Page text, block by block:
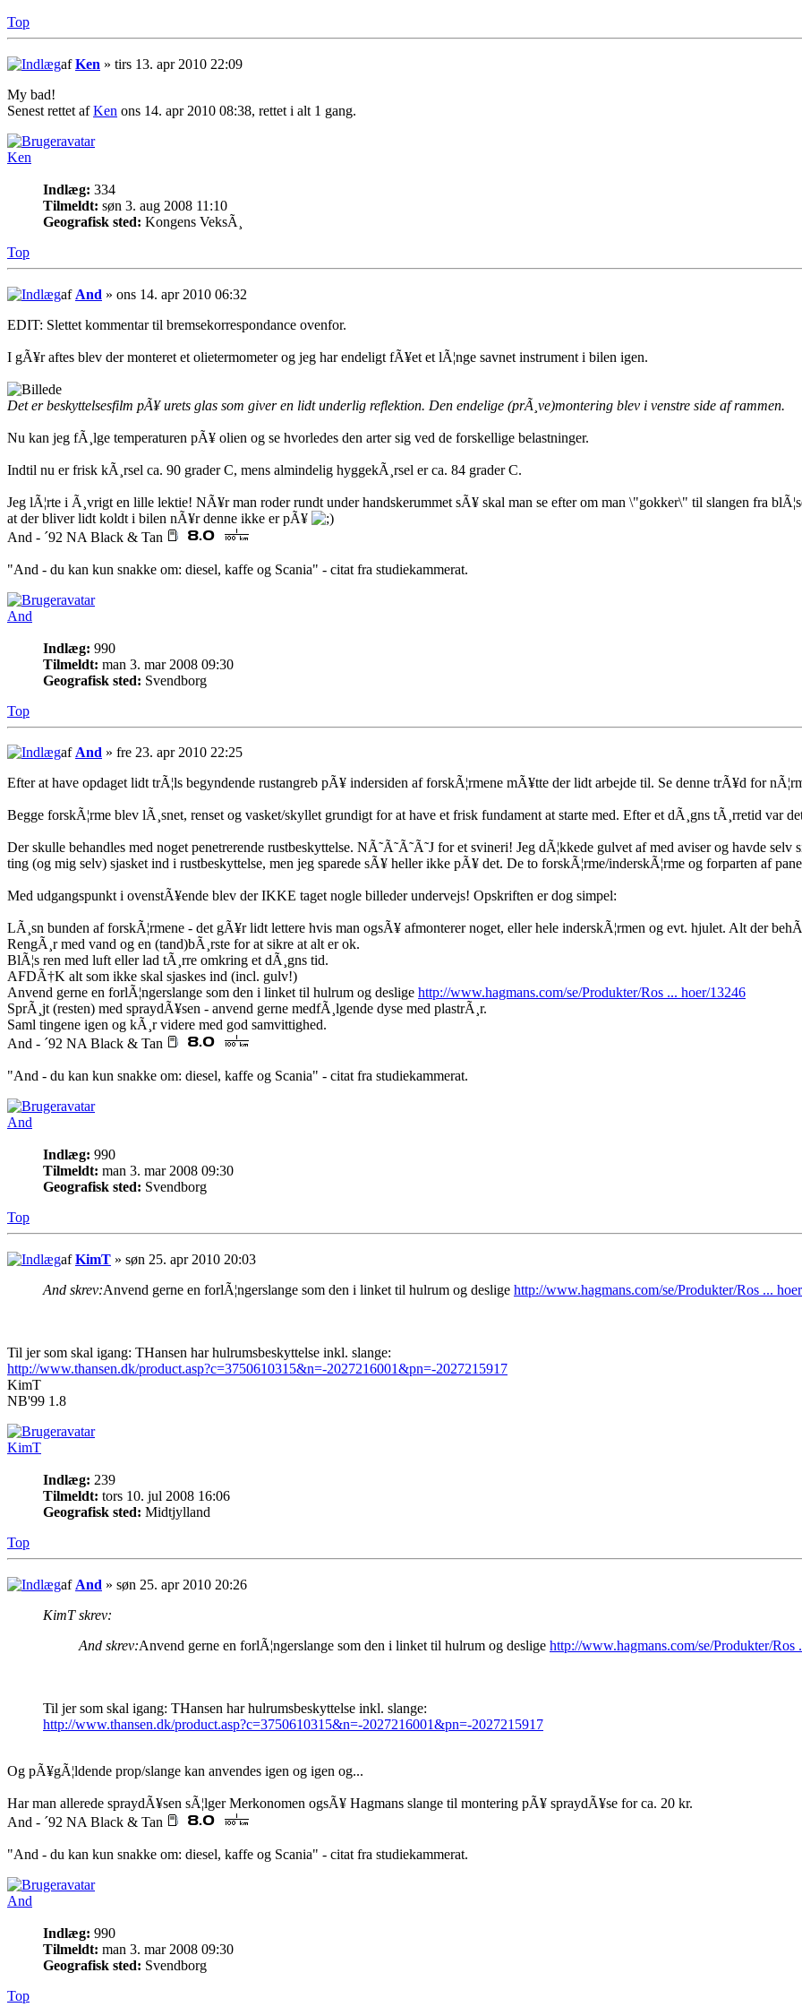
Top
afKen » tirs 13. apr 2010 22:09
My bad!
Senest rettet afKen ons 14. apr 2010 08:38, rettet i alt 1 gang.
Ken
Indlæg: 334
Tilmeldt: søn 3. aug 2008 11:10
Geografisk sted: Kongens VeksÃ¸
Top
af And » ons 14. apr 2010 06:32
EDIT: Slettet kommentar til bremsekorrespondance ovenfor.
I gÃ¥r aftes blev der monteret et olietermometer og jeg har endeligt fÃ¥et et lÃ¦nge savnet instrument i bilen igen.
Det er beskyttelsesfilm pÃ¥ urets glas som giver en lidt underlig reflektion. Den endelige (prÃ¸ve)montering blev i venstre side af rammen.
Nu kan jeg fÃ¸lge temperaturen pÃ¥ olien og se hvorledes den arter sig ved de forskellige belastninger.
Indtil nu er frisk kÃ¸rsel ca. 90 grader C, mens almindelig hyggekÃ¸rsel er ca. 84 grader C.
Jeg lÃ¦rte i Ã¸vrigt en lille lektie! NÃ¥r man roder rundt under handskerummet sÃ¥ skal man se efter om man \"gokker\" til slangen fra
at der bliver lidt koldt i bilen nÃ¥r denne ikke er pÃ¥
And - ´92 NA Black & Tan
"And - du kan kun snakke om: diesel, kaffe og Scania" - citat fra studiekammerat.
And
Indlæg: 990
Tilmeldt: man 3. mar 2008 09:30
Geografisk sted: Svendborg
Top
afAnd » fre 23. apr 2010 22:25
Efter at have opdaget lidt trÃ¦ls begyndende rustangreb pÃ¥ indersiden af forskÃ¦rmene mÃ¥tte der lidt arbejde til. Se denne trÃ¥d for
Begge forskÃ¦rme blev lÃ¸snet, renset og vasket/skyllet grundigt for at have et frisk fundament at starte med. Efter et dÃ¸gns tÃ¸rretid var
Der skulle behandles med noget penetrerende rustbeskyttelse. NÃ˜Ã˜Ã˜Ã˜J for et svineri! Jeg dÃ¦kkede gulvet af med aviser og havde
ting (og mig selv) sjasket ind i rustbeskyttelse, men jeg sparede sÃ¥ heller ikke pÃ¥ det. De to forskÃ¦rme/inderskÃ¦rme og forparten af
Med udgangspunkt i ovenstÃ¥ende blev der IKKE taget nogle billeder undervejs! Opskriften er dog simpel:
LÃ¸sn bunden af forskÃ¦rmene - det gÃ¥r lidt lettere hvis man ogsÃ¥ afmonterer noget, eller hele inderskÃ¦rmen og evt. hjulet. Alt der
RengÃ¸r med vand og en (tand)bÃ¸rste for at sikre at alt er ok.
BlÃ¦s ren med luft eller lad tÃ¸rre omkring et dÃ¸gns tid.
AFDÃ†K alt som ikke skal sjaskes ind (incl. gulv!)
Anvend gerne en forlÃ¦ngerslange som den i linket til hulrum og deslige http://www.hagmans.com/se/Produkter/Ros ... hoer/13246
SprÃ¸jt (resten) med spraydÃ¥sen - anvend gerne medfÃ¸lgende dyse med plastrÃ¸r.
Saml tingene igen og kÃ¸r videre med god samvittighed.
And - ´92 NA Black & Tan
"And - du kan kun snakke om: diesel, kaffe og Scania" - citat fra studiekammerat.
And
Indlæg: 990
Tilmeldt: man 3. mar 2008 09:30
Geografisk sted: Svendborg
Top
afKimT » søn 25. apr 2010 20:03
And skrev:Anvend gerne en forlÃ¦ngerslange som den i linket til hulrum og deslige http://www.hagmans.com/se/Produkter/Ros ...
Til jer som skal igang: THansen har hulrumsbeskyttelse inkl. slange:
http://www.thansen.dk/product.asp?c=3750610315&n=-2027216001&pn=-2027215917
KimT
NB'99 1.8
KimT
Indlæg: 239
Tilmeldt: tors 10. jul 2008 16:06
Geografisk sted: Midtjylland
Top
af And » søn 25. apr 2010 20:26
KimT skrev:
And skrev:Anvend gerne en forlÃ¦ngerslange som den i linket til hulrum og deslige http://www.hagmans.com/se/Produkter/Ros
Til jer som skal igang: THansen har hulrumsbeskyttelse inkl. slange:
http://www.thansen.dk/product.asp?c=3750610315&n=-2027216001&pn=-2027215917
Og pÃ¥gÃ¦ldende prop/slange kan anvendes igen og igen og...
Har man allerede spraydÃ¥sen sÃ¦lger Merkonomen ogsÃ¥ Hagmans slange til montering pÃ¥ spraydÃ¥se for ca. 20 kr.
And - ´92 NA Black & Tan
"And - du kan kun snakke om: diesel, kaffe og Scania" - citat fra studiekammerat.
And
Indlæg: 990
Tilmeldt: man 3. mar 2008 09:30
Geografisk sted: Svendborg
Top